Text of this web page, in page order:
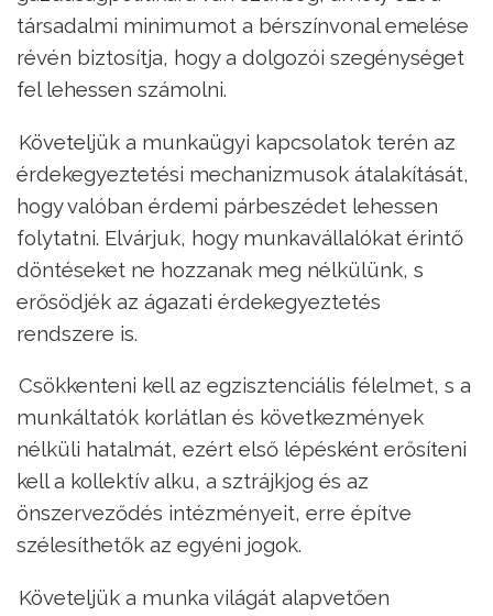
társadalmi minimumot a bérszínvonal emelése
révén biztosítja, hogy a dolgozói szegénységet
fel lehessen számolni.
Követeljük a munkaügyi kapcsolatok terén az
érdekegyeztetési mechanizmusok átalakítását,
hogy valóban érdemi párbeszédet lehessen
folytatni. Elvárjuk, hogy munkavállalókat érintő
döntéseket ne hozzanak meg nélkülünk, s
erősödjék az ágazati érdekegyeztetés
rendszere is.
Csökkenteni kell az egzisztenciális félelmet, s a
munkáltatók korlátlan és következmények
nélküli hatalmát, ezért első lépésként erősíteni
kell a kollektív alku, a sztrájkjog és az
önszerveződés intézményeit, erre építve
szélesíthetők az egyéni jogok.
Követeljük a munka világát alapvetően